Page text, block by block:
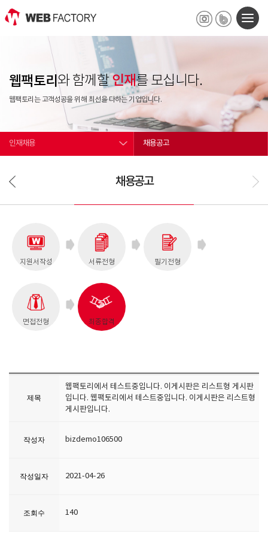
웹팩토리와 함께할인재를 모십니다.
웹팩토리는 고객성공을 위해 최선을 다하는 기업입니다.
인재채용 채용공고
채용공고
지원서작성 서류전형 필기전형
면접전형 최종합격
제목
웹팩토리에서 테스트중입니다. 이게시판은 리스트형 게시판
입니다. 웹팩토리에서 테스트중입니다. 이게시판은 리스트형
게시판입니다.
작성자 bizdemo106500
작성일자 2021-04-26
조회수 140